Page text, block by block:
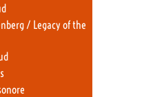
/ Legacy of the